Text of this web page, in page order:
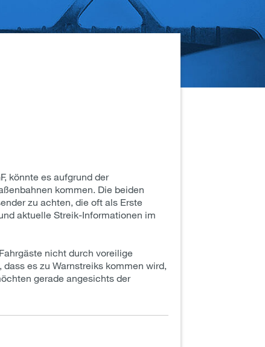
könnte es aufgrund der
kommen. Die beiden
zu achten, die oft als Erste
aktuelle Streik-Informationen im
nicht durch voreilige
es zu Warnstreiks kommen wird,
gerade angesichts der